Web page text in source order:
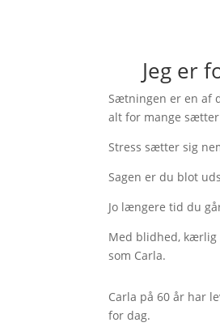
Jeg er
Sætningen er en af
alt for mange
Stress sætter sig
Sagen er du blot
Jo længere tid du
Med blidhed, kærlig
som Carla.
Carla på 60 år har
for dag.